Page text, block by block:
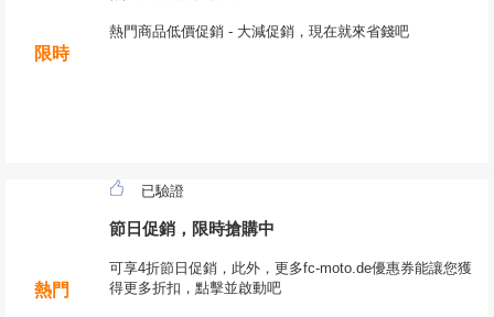
限時
熱門商品低價促銷 - 大減促銷，現在就來省錢吧
熱門
已驗證
節日促銷，限時搶購中
可享4折節日促銷，此外，更多fc-moto.de優惠券能讓您獲
得更多折扣，點擊並啟動吧